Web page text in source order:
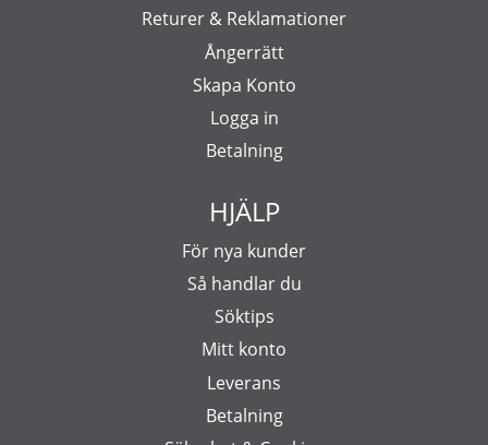
Returer & Reklamationer
Ångerrätt
Skapa Konto
Logga in
Betalning
HJÄLP
För nya kunder
Så handlar du
Söktips
Mitt konto
Leverans
Betalning